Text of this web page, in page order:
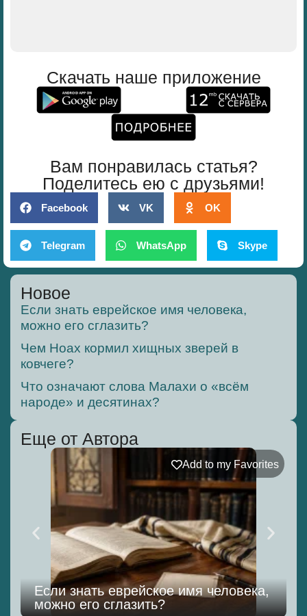
Скачать наше приложение
Вам понравилась статья?
Поделитесь ею с друзьями!
Facebook VK OK
Telegram WhatsApp Skype
Новое
Если знать еврейское имя человека,
можно его сглазить?
Чем Ноах кормил хищных зверей в
ковчеге?
Что означают слова Малахи о «всём
народе» и десятинах?
Еще от Автора
Add to my Favorites
Если знать еврейское имя человека,
можно его сглазить?